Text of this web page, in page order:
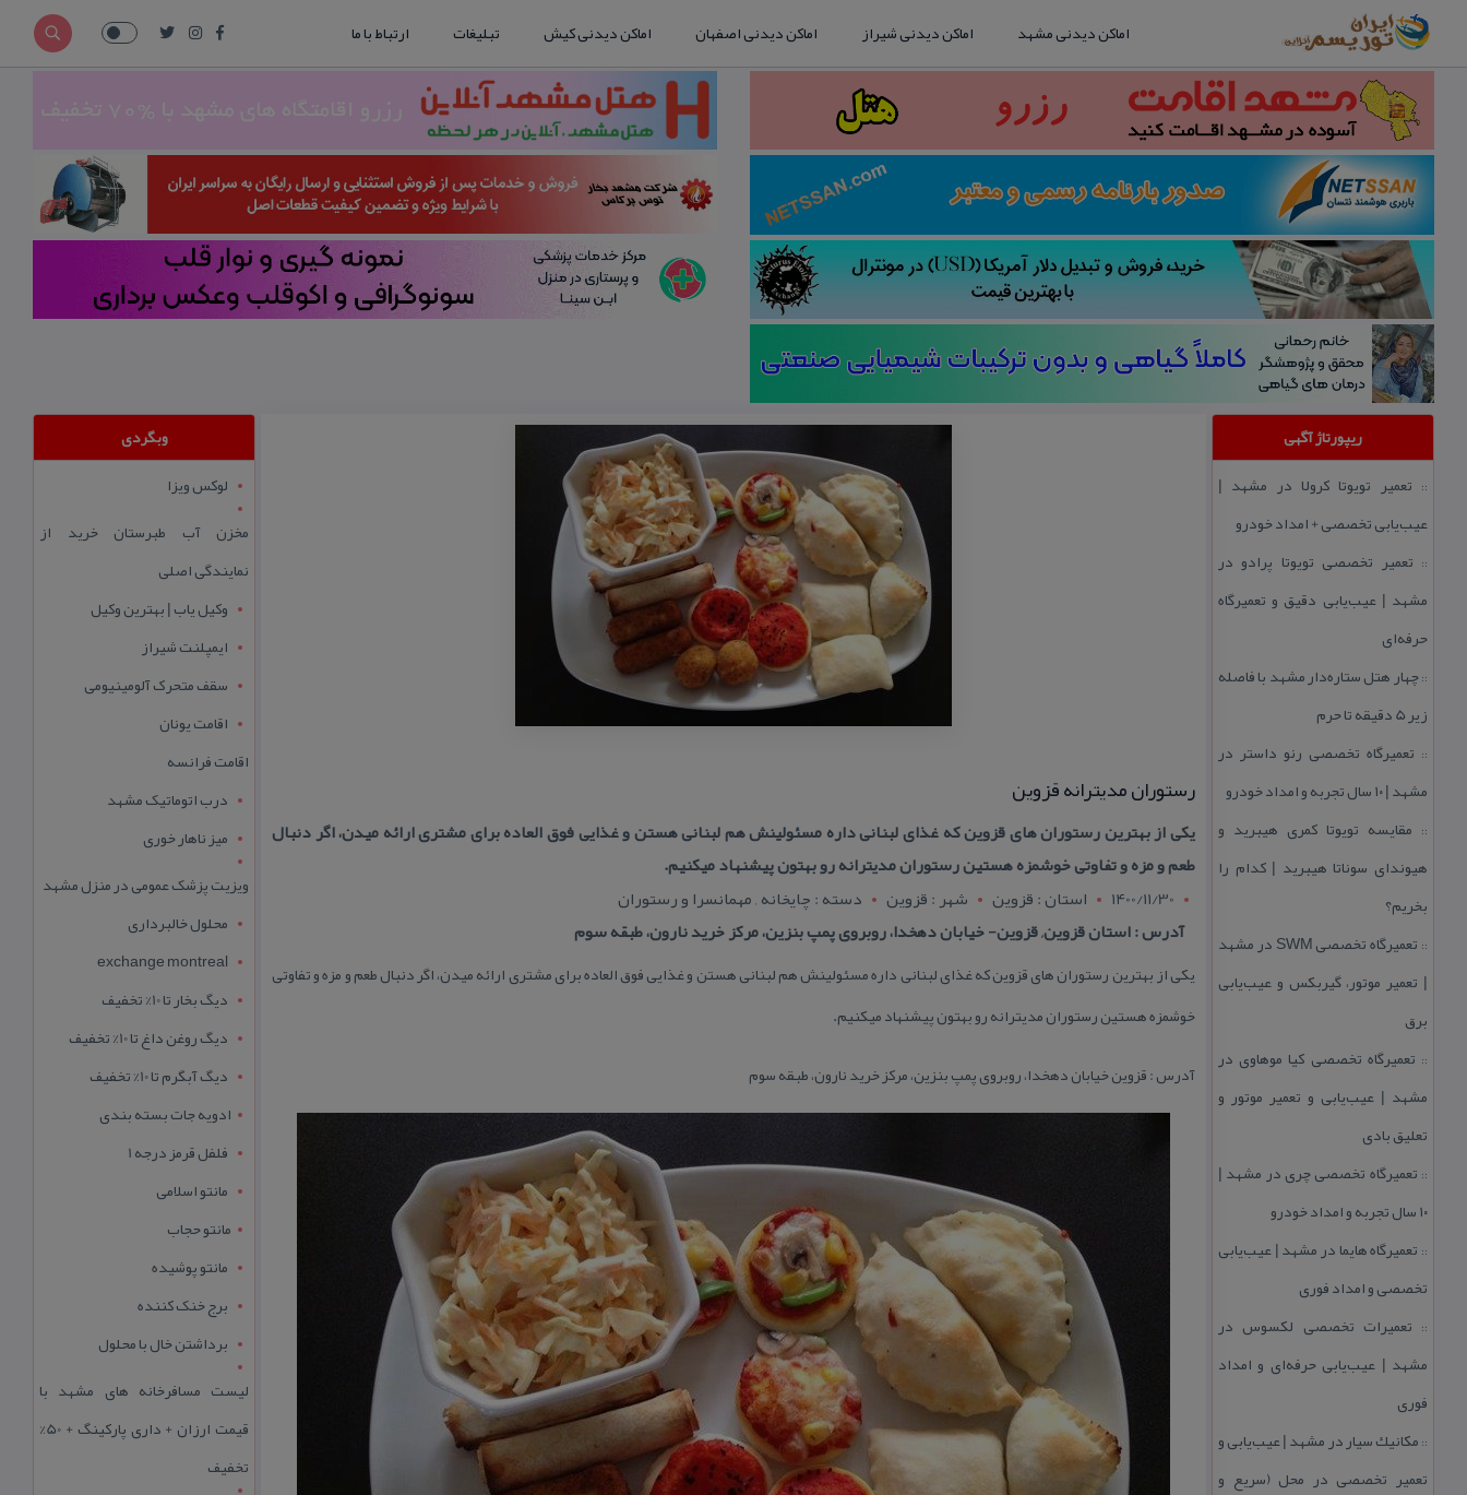
اماکن دیدنی مشهد اماکن دیدنی شیراز اماکن دیدنی اصفهان اماکن دیدنی کیش تبلیغات ارتباط با ما
ریپورتاژ آگهی
:: تعمیر تویوتا كرولا در مشهد |
عیب‌یابی تخصصی + امداد خودرو
:: تعمیر تخصصی تویوتا پرادو در
مشهد | عیب‌یابی دقیق و تعمیرگاه
حرفه‌ای
::چهار هتل‌ ستاره‌دار مشهد با فاصله
زیر 5 دقیقه تا حرم
:: تعمیرگاه تخصصی رنو داستر در
مشهد | ۱۰ سال تجربه و امداد خودرو
:: مقایسه تویوتا كمری هیبرید و
هیوندای سوناتا هیبرید | كدام را
بخریم؟
::
تعمیرگاه تخصصی SWM در مشهد
| تعمیر موتور، گیربكس و عیب‌یابی
برق
:: تعمیرگاه تخصصی كیا موهاوی در
مشهد | عیب‌یابی و تعمیر موتور و
تعلیق بادی
:: تعمیرگاه تخصصی چری در مشهد |
۱۰ سال تجربه و امداد خودرو
:: تعمیرگاه هایما در مشهد | عیب‌یابی
تخصصی و امداد فوری
:: تعمیرات تخصصی لكسوس در
مشهد | عیب‌یابی حرفه‌ای و امداد
فوری
:: مكانیك سیار در مشهد | عیب‌یابی و
تعمیر تخصصی در محل (سریع و
رستوران مدیترانه قزوین
یكی از بهترین رستوران های قزوین كه غذای لبنانی داره مسئولینش هم لبنانی هستن و غذایی فوق العاده برای مشتری ارائه میدن، اگر دنبال
طعم و مزه و تفاوتی خوشمزه هستین رستوران مدیترانه رو بهتون پیشنهاد میكنیم.
1400/11/30
استان : قزوين شهر : قزوين
دسته : چایخانه , مهمانسرا و رستوران
آدرس : استان قزوین, قزوین- خیابان دهخدا، روبروی پمپ بنزین، مركز خرید نارون، طبقه سوم
یكی از بهترین رستوران های قزوین كه غذای لبنانی داره مسئولینش هم لبنانی هستن و غذایی فوق العاده برای مشتری ارائه میدن، اگر دنبال طعم و مزه و تفاوتی
خوشمزه هستین رستوران مدیترانه رو بهتون پیشنهاد میكنیم.
آدرس : قزوین خیابان دهخدا، روبروی پمپ بنزین، مركز خرید نارون، طبقه سوم
وبگردی
لوکس ویزا
مخزن آب طبرستان خرید از
نمایندگی اصلی
وکیل یاب | بهترین وکیل
ایمپلنت شیراز
سقف متحرک آلومینیومی
اقامت یونان
اقامت فرانسه
درب اتوماتیک مشهد
میز ناهار خوری
ویزیت پزشک عمومی در منزل مشهد
محلول خالبرداری
exchange montreal
دیگ بخار تا 10% تخفیف
دیگ روغن داغ تا 10% تخفیف
دیگ آبگرم تا 10% تخفیف
ادویه جات بسته بندی
فلفل قرمز درجه 1
مانتو اسلامی
مانتو حجاب
مانتو پوشیده
برج خنک کننده
برداشتن خال با محلول
لیست مسافرخانه های مشهد با
قیمت ارزان + داری پارکینگ + 50%
تخفیف